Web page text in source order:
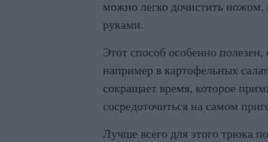
можно легко дочистить
руками.
Этот способ особенно
например в картофельных
сокращает время, которое
сосредоточиться на самом
Лучше всего для этого трюка